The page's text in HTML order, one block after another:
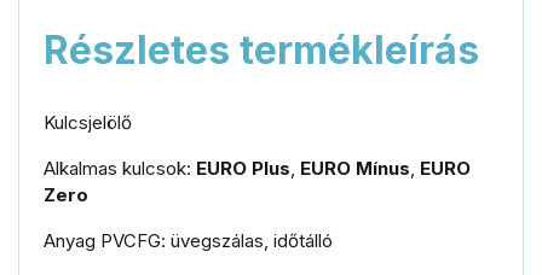
Részletes termékleírás
Kulcsjelölő
Alkalmas kulcsok: EURO Plus, EURO Mínus, EURO
Zero
Anyag PVCFG: üvegszálas, időtálló